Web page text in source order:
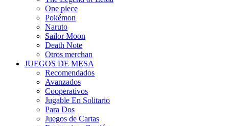
One piece
Pokémon
Naruto
Sailor Moon
Death Note
Otros merchan
JUEGOS DE MESA
Recomendados
Avanzados
Cooperativos
Jugable En Solitario
Para Dos
Juegos de Cartas